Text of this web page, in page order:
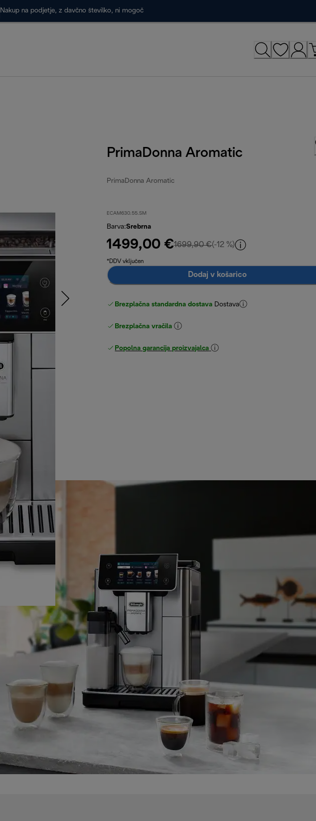
Nakup na podjetje, z davčno številko, ni mogoč
PrimaDonna Aromatic
PrimaDonna Aromatic
ECAM630.55.SM
Barva:Srebrna
1499,00 €1699,90 €izvirna cena 1699,90 €
(-12 %)
*DDV vključen
Dodaj v košarico
Brezplačna standardna dostava Dostava
Brezplačna vračila
Popolna garancija proizvajalca